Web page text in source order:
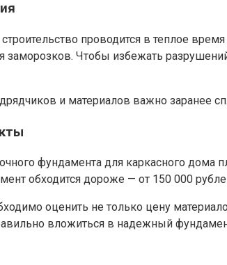
строительство проводится в теплое
заморозков. Чтобы избежать
и материалов важно
фундамента для каркасного
обходится дороже — от 150 000
оценить не только цену
вложиться в надежный